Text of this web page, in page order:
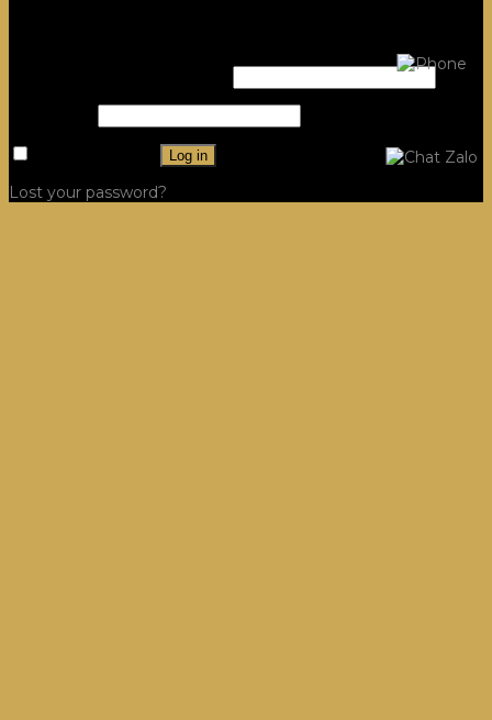
Log in
Lost your password?